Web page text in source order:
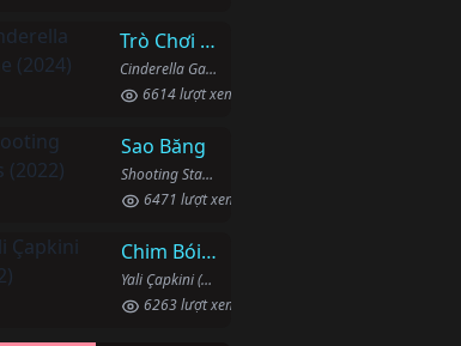
Trò Chơi Lọ Lem
Cinderella Game (2024)
6614 lượt xem
Sao Băng
Shooting Stars (2022)
6471 lượt xem
Chim Bói Cá
Yali Çapkini (2022)
6263 lượt xem